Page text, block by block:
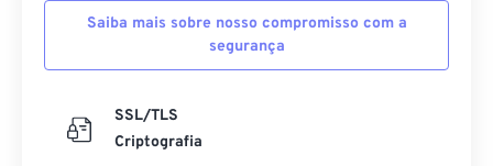
Saiba mais sobre nosso compromisso com a
segurança
SSL/TLS
Criptografia